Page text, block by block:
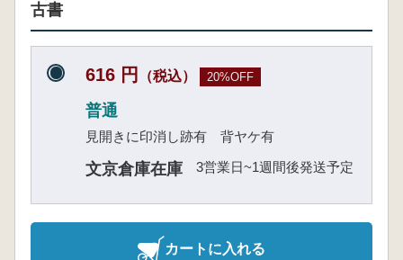
古書
616 円 （税込） 20%OFF
普通
見開きに印消し跡有 背ヤケ有
文京倉庫在庫 3営業日~1週間後発送予定
カートに入れる